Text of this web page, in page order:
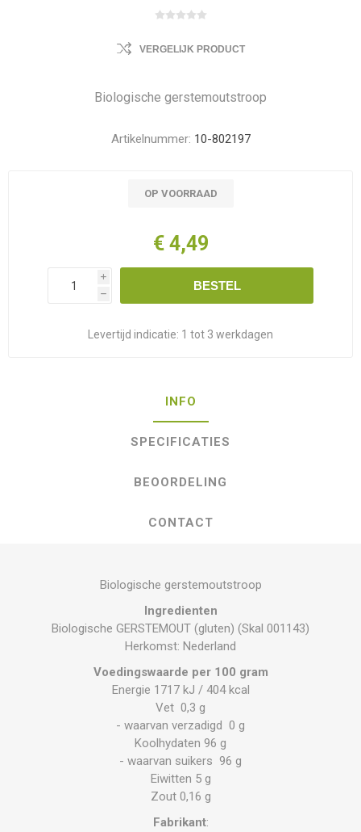
VERGELIJK PRODUCT
Biologische gerstemoutstroop
Artikelnummer: 10-802197
OP VOORRAAD
€ 4,49
i
h
BESTEL
Levertijd indicatie: 1 tot 3 werkdagen
INFO
SPECIFICATIES
BEOORDELING
CONTACT
Biologische gerstemoutstroop
Ingredienten
Biologische GERSTEMOUT (gluten) (Skal 001143)
Herkomst: Nederland
Voedingswaarde per 100 gram
Energie 1717 kJ / 404 kcal
Vet 0,3 g
- waarvan verzadigd 0 g
Koolhydaten 96 g
- waarvan suikers 96 g
Eiwitten 5 g
Zout 0,16 g
Fabrikant: